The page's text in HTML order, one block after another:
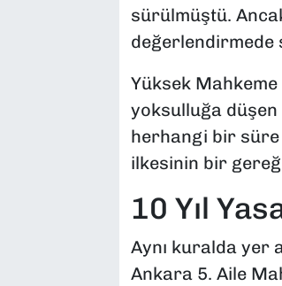
sürülmüştü.
değerlendirmede
Yüksek
yoksulluğa
herhangi bir süre
ilkesinin bir
10 Yıl
Aynı kuralda yer
Ankara 5. Aile